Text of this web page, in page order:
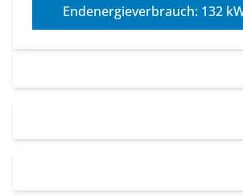
Endenergieverbrauch: 132